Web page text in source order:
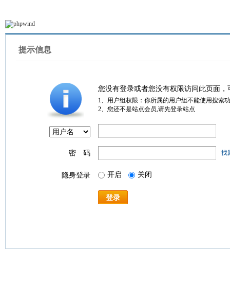
提示信息
您没有登录或者您没有权限访问此页面
1、用户组权限：你所属的用户组不能使用搜索
2、您还不是站点会员,请先登录站点
密 码 找
隐身登录 开启 关闭
登录